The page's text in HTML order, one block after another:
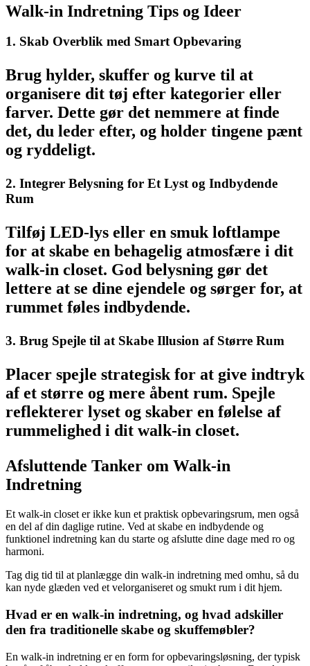
Walk-in Indretning Tips og Ideer
1. Skab Overblik med Smart Opbevaring
Brug hylder, skuffer og kurve til at
organisere dit tøj efter kategorier eller
farver. Dette gør det nemmere at finde
det, du leder efter, og holder tingene pænt
og ryddeligt.
2. Integrer Belysning for Et Lyst og Indbydende
Rum
Tilføj LED-lys eller en smuk loftlampe
for at skabe en behagelig atmosfære i dit
walk-in closet. God belysning gør det
lettere at se dine ejendele og sørger for, at
rummet føles indbydende.
3. Brug Spejle til at Skabe Illusion af Større Rum
Placer spejle strategisk for at give indtryk
af et større og mere åbent rum. Spejle
reflekterer lyset og skaber en følelse af
rummelighed i dit walk-in closet.
Afsluttende Tanker om Walk-in
Indretning
Et walk-in closet er ikke kun et praktisk opbevaringsrum, men også
en del af din daglige rutine. Ved at skabe en indbydende og
funktionel indretning kan du starte og afslutte dine dage med ro og
harmoni.
Tag dig tid til at planlægge din walk-in indretning med omhu, så du
kan nyde glæden ved et velorganiseret og smukt rum i dit hjem.
Hvad er en walk-in indretning, og hvad adskiller
den fra traditionelle skabe og skuffemøbler?
En walk-in indretning er en form for opbevaringsløsning, der typisk